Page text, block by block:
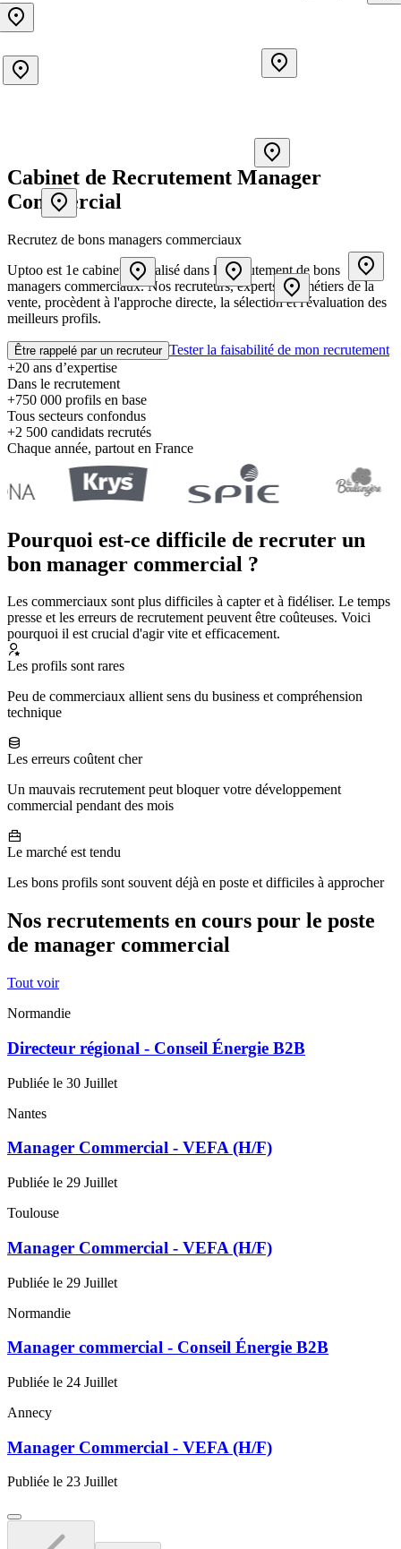
Cabinet de Recrutement Manager
Commercial
Recrutez de bons managers commerciaux
Uptoo est 1e cabinet spécialisé dans le recrutement de bons
managers commerciaux. Nos recruteurs, experts des métiers de la
vente, procèdent à l'approche directe, la sélection et l'évaluation des
meilleurs profils.
Être rappelé par un recruteur Tester la faisabilité de mon recrutement
+20 ans d’expertise
Dans le recrutement
+750 000 profils en base
Tous secteurs confondus
+2 500 candidats recrutés
Chaque année, partout en France
Pourquoi est-ce difficile de recruter un
bon manager commercial ?
Les commerciaux sont plus difficiles à capter et à fidéliser. Le temps
presse et les erreurs de recrutement peuvent être coûteuses. Voici
pourquoi il est crucial d'agir vite et efficacement.
Les profils sont rares
Peu de commerciaux allient sens du business et compréhension
technique
Les erreurs coûtent cher
Un mauvais recrutement peut bloquer votre développement
commercial pendant des mois
Le marché est tendu
Les bons profils sont souvent déjà en poste et difficiles à approcher
Nos recrutements en cours pour le poste
de manager commercial
Tout voir
Normandie
Directeur régional - Conseil Énergie B2B
Publiée le 30 Juillet
Nantes
Manager Commercial - VEFA (H/F)
Publiée le 29 Juillet
Toulouse
Manager Commercial - VEFA (H/F)
Publiée le 29 Juillet
Normandie
Manager commercial - Conseil Énergie B2B
Publiée le 24 Juillet
Annecy
Manager Commercial - VEFA (H/F)
Publiée le 23 Juillet